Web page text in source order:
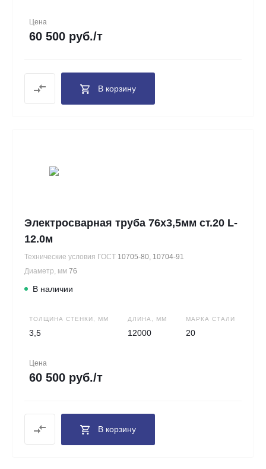
Цена
60 500 руб./т
В корзину
Электросварная труба 76х3,5мм ст.20 L-
12.0м
Технические условия ГОСТ 10705-80, 10704-91
Диаметр, мм 76
В наличии
ТОЛЩИНА СТЕНКИ, ММ
3,5
ДЛИНА, ММ
12000
МАРКА СТАЛИ
20
Цена
60 500 руб./т
В корзину